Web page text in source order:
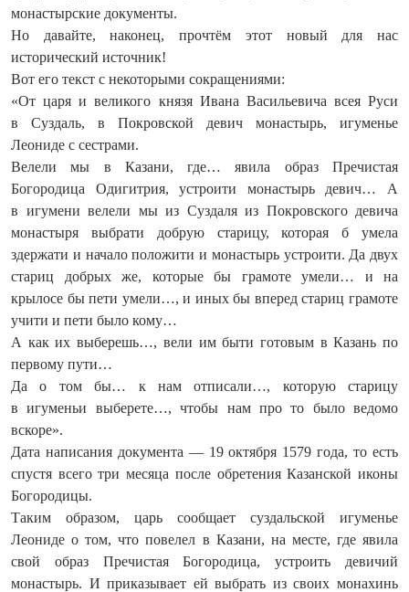
монастырские документы.
Но давайте, наконец, прочтём этот новый для нас
исторический источник!
Вот его текст с некоторыми сокращениями:
«От царя и великого князя Ивана Васильевича всея Руси
в Суздаль, в Покровской девич монастырь, игуменье
Леониде с сестрами.
Велели мы в Казани, где… явила образ Пречистая
Богородица Одигитрия, устроити монастырь девич… А
в игумени велели мы из Суздаля из Покровского девича
монастыря выбрати добрую старицу, которая б умела
здержати и начало положити и монастырь устроити. Да двух
стариц добрых же, которые бы грамоте умели… и на
крылосе бы пети умели…, и иных бы вперед стариц грамоте
учити и пети было кому…
А как их выберешь…, вели им быти готовым в Казань по
первому пути…
Да о том бы… к нам отписали…, которую старицу
в игуменьи выберете…, чтобы нам про то было ведомо
вскоре».
Дата написания документа — 19 октября 1579 года, то есть
спустя всего три месяца после обретения Казанской иконы
Богородицы.
Таким образом, царь сообщает суздальской игуменье
Леониде о том, что повелел в Казани, на месте, где явила
свой образ Пречистая Богородица, устроить девичий
монастырь. И приказывает ей выбрать из своих монахинь